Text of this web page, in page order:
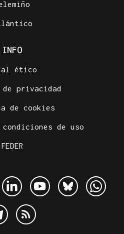
INFO
ético
privacidad
de cookies
de uso
FEDER